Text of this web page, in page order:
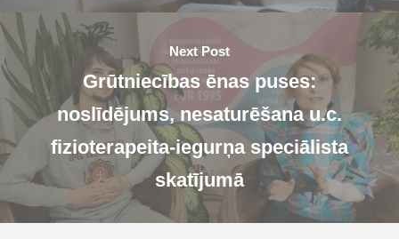
Next Post
Grūtniecības ēnas puses:
noslīdējums, nesaturēšana u.c.
fizioterapeita-iegurņa speciālista
skatījumā